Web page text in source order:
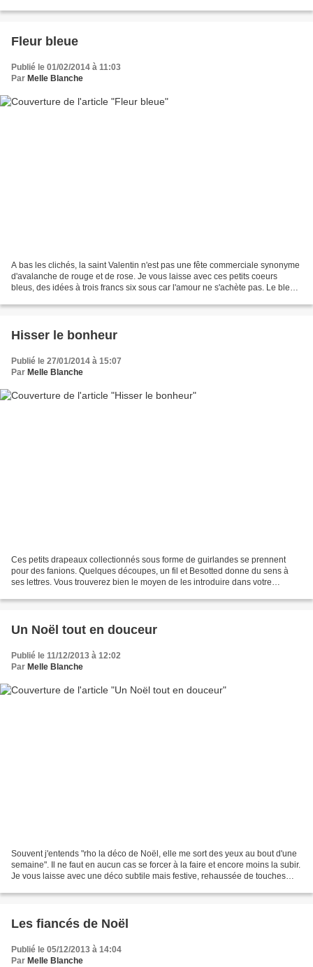
Fleur bleue
Publié le 01/02/2014 à 11:03
Par Melle Blanche
A bas les clichés, la saint Valentin n'est pas une fête commerciale synonyme
d'avalanche de rouge et de rose. Je vous laisse avec ces petits coeurs
bleus, des idées à trois francs six sous car l'amour ne s'achète pas. Le bleu
Hisser le bonheur
Publié le 27/01/2014 à 15:07
Par Melle Blanche
Ces petits drapeaux collectionnés sous forme de guirlandes se prennent
pour des fanions. Quelques découpes, un fil et Besotted donne du sens à
ses lettres. Vous trouverez bien le moyen de les introduire dans votre
Un Noël tout en douceur
Publié le 11/12/2013 à 12:02
Par Melle Blanche
Souvent j'entends "rho la déco de Noël, elle me sort des yeux au bout d'une
semaine". Il ne faut en aucun cas se forcer à la faire et encore moins la subir.
Je vous laisse avec une déco subtile mais festive, rehaussée de touches
Les fiancés de Noël
Publié le 05/12/2013 à 14:04
Par Melle Blanche